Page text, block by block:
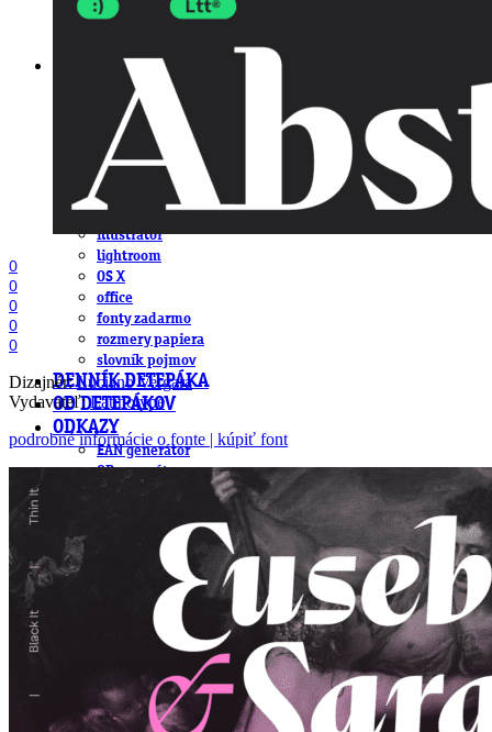
DeTePe [dtp]
ZÁKAZKY
základy DTP
pre klientov
pdf, ps, acrobat, distiller
fonty, písmo, typografia
farby a color management návody
indesign
photoshop
illustrator
lightroom
OS X
office
fonty zadarmo
rozmery papiera
slovník pojmov
DENNÍK DETEPÁKA
OD DETEPÁKOV
ODKAZY
EAN generátor
QR generátor
.cdr online konvertor
lorem ipsum generátor
zistiť názov fontu – What the Font
WORKSHOPY
BAZÁR
zaslať súbor do rubriky Od detepákov
0
0
0
0
0
Dizajnér:Luciano Vergara
Vydavateľ:Latinotype
podrobné informácie o fonte | kúpiť font